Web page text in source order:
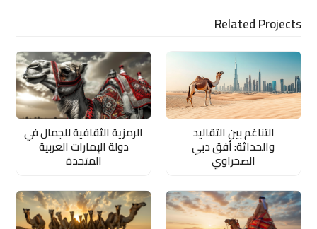
Related Projects
التناغم بين التقاليد
والحداثة: أفق دبي
الصحراوي
الرمزية الثقافية للجمال في
دولة الإمارات العربية
المتحدة